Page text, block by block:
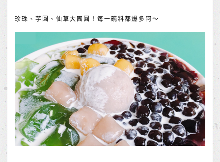
珍珠、芋圓、仙草大團圓！每一碗料都爆多阿～